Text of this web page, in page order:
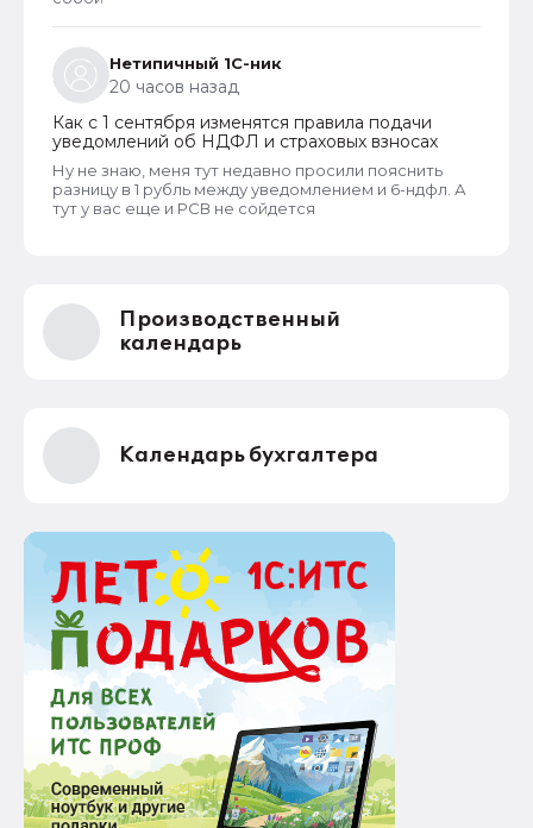
Нетипичный 1С-ник
20 часов назад
Как с 1 сентября изменятся правила подачи
уведомлений об НДФЛ и страховых взносах
Ну не знаю, меня тут недавно просили пояснить
разницу в 1 рубль между уведомлением и 6-ндфл. А
тут у вас еще и РСВ не сойдется
Производственный
календарь
Календарь бухгалтера